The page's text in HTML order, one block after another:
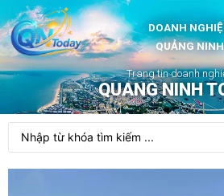
DOANH
QUẢNG NINH
Trang tin doanh
QUANG NINH